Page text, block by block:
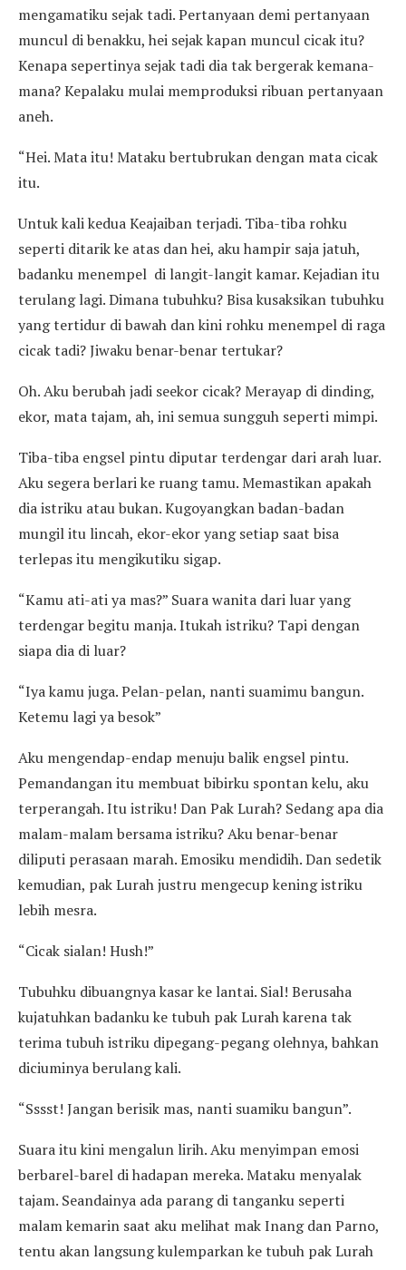
mengamatiku sejak tadi. Pertanyaan demi pertanyaan
muncul di benakku, hei sejak kapan muncul cicak itu?
Kenapa sepertinya sejak tadi dia tak bergerak kemana-
mana? Kepalaku mulai memproduksi ribuan pertanyaan
aneh.
“Hei. Mata itu! Mataku bertubrukan dengan mata cicak
itu.
Untuk kali kedua Keajaiban terjadi. Tiba-tiba rohku
seperti ditarik ke atas dan hei, aku hampir saja jatuh,
badanku menempel di langit-langit kamar. Kejadian itu
terulang lagi. Dimana tubuhku? Bisa kusaksikan tubuhku
yang tertidur di bawah dan kini rohku menempel di raga
cicak tadi? Jiwaku benar-benar tertukar?
Oh. Aku berubah jadi seekor cicak? Merayap di dinding,
ekor, mata tajam, ah, ini semua sungguh seperti mimpi.
Tiba-tiba engsel pintu diputar terdengar dari arah luar.
Aku segera berlari ke ruang tamu. Memastikan apakah
dia istriku atau bukan. Kugoyangkan badan-badan
mungil itu lincah, ekor-ekor yang setiap saat bisa
terlepas itu mengikutiku sigap.
“Kamu ati-ati ya mas?” Suara wanita dari luar yang
terdengar begitu manja. Itukah istriku? Tapi dengan
siapa dia di luar?
“Iya kamu juga. Pelan-pelan, nanti suamimu bangun.
Ketemu lagi ya besok”
Aku mengendap-endap menuju balik engsel pintu.
Pemandangan itu membuat bibirku spontan kelu, aku
terperangah. Itu istriku! Dan Pak Lurah? Sedang apa dia
malam-malam bersama istriku? Aku benar-benar
diliputi perasaan marah. Emosiku mendidih. Dan sedetik
kemudian, pak Lurah justru mengecup kening istriku
lebih mesra.
“Cicak sialan! Hush!”
Tubuhku dibuangnya kasar ke lantai. Sial! Berusaha
kujatuhkan badanku ke tubuh pak Lurah karena tak
terima tubuh istriku dipegang-pegang olehnya, bahkan
diciuminya berulang kali.
“Sssst! Jangan berisik mas, nanti suamiku bangun”.
Suara itu kini mengalun lirih. Aku menyimpan emosi
berbarel-barel di hadapan mereka. Mataku menyalak
tajam. Seandainya ada parang di tanganku seperti
malam kemarin saat aku melihat mak Inang dan Parno,
tentu akan langsung kulemparkan ke tubuh pak Lurah